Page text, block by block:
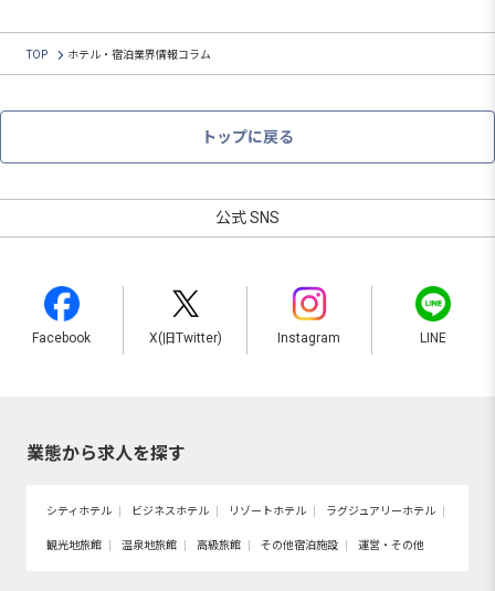
TOP ホテル・宿泊業界情報コラム
トップに戻る
公式 SNS
Facebook X(旧Twitter) Instagram LINE
業態から求人を探す
シティホテル ビジネスホテル リゾートホテル ラグジュアリーホテル
観光地旅館 温泉地旅館 高級旅館 その他宿泊施設 運営・その他